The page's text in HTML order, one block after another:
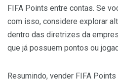
FIFA Points entre contas. Se
com isso, considere explorar
dentro das diretrizes da
que já possuem pontos ou
Resumindo, vender FIFA